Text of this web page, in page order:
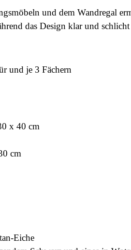
und dem Wandregal
das Design klar und
und je 3 Fächern
x 40 cm
cm
Eiche